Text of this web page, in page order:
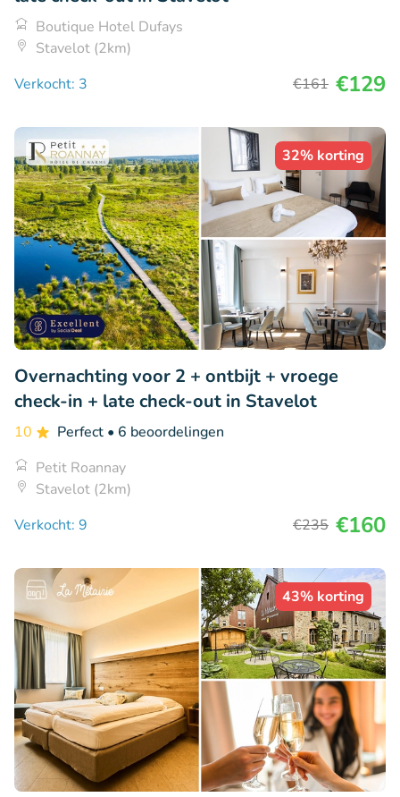
Boutique Hotel Dufays
Stavelot (2km)
Verkocht: 3
€161 €129
32% korting
Overnachting voor 2 + ontbijt + vroege
check-in + late check-out in Stavelot
10 Perfect • 6 beoordelingen
Petit Roannay
Stavelot (2km)
Verkocht: 9
€235 €160
43% korting